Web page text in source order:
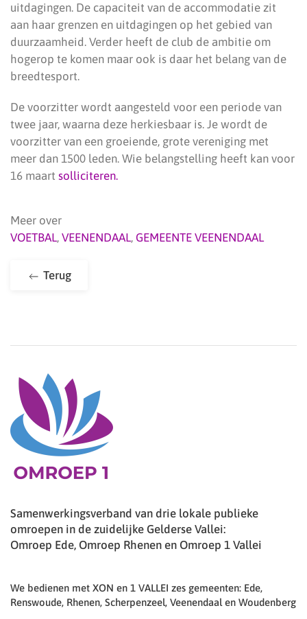
uitdagingen. De capaciteit van de accommodatie zit
aan haar grenzen en uitdagingen op het gebied van
duurzaamheid. Verder heeft de club de ambitie om
hogerop te komen maar ook is daar het belang van de
breedtesport.
De voorzitter wordt aangesteld voor een periode van
twee jaar, waarna deze herkiesbaar is. Je wordt de
voorzitter van een groeiende, grote vereniging met
meer dan 1500 leden. Wie belangstelling heeft kan voor
16 maart solliciteren.
Meer over
VOETBAL, VEENENDAAL, GEMEENTE VEENENDAAL
Terug
Samenwerkingsverband van drie lokale publieke
omroepen in de zuidelijke Gelderse Vallei:
Omroep Ede, Omroep Rhenen en Omroep 1 Vallei
We bedienen met XON en 1 VALLEI zes gemeenten: Ede,
Renswoude, Rhenen, Scherpenzeel, Veenendaal en Woudenberg